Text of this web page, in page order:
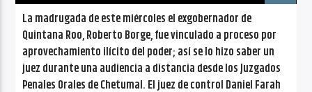
La madrugada de este miércoles el exgobernador de
Quintana Roo, Roberto Borge, fue vinculado a proceso por
aprovechamiento ilícito del poder; así se lo hizo saber un
juez durante una audiencia a distancia desde los Juzgados
Penales Orales de Chetumal. El juez de control Daniel Farah